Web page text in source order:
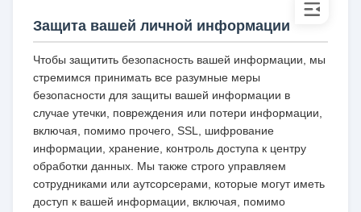
Защита вашей личной информации
Чтобы защитить безопасность вашей информации, мы
стремимся принимать все разумные меры
безопасности для защиты вашей информации в
случае утечки, повреждения или потери информации,
включая, помимо прочего, SSL, шифрование
информации, хранение, контроль доступа к центру
обработки данных. Мы также строго управляем
сотрудниками или аутсорсерами, которые могут иметь
доступ к вашей информации, включая, помимо